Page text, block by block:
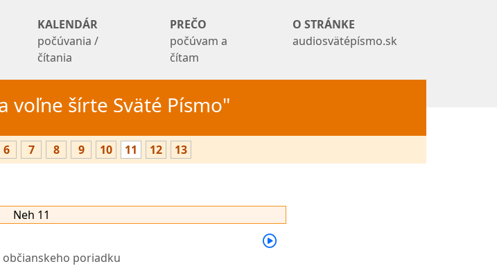
KALENDÁR
počúvania /
čítania
PREČO
počúvam a
čítam
O STRÁNKE
audiosvätépísmo.sk
voľne šírte Sväté Písmo"
6 7 8 9 10 11 12 13
Neh 11
občianskeho poriadku